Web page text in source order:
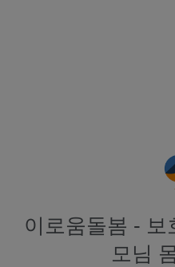
이로움돌봄 - 보
모님